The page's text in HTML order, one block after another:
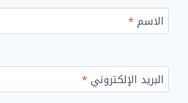
الاسم*
البريد الإلكتروني*